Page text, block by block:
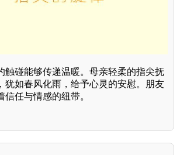
触碰能够传递温暖。母亲轻柔的指尖抚
犹如春风化雨，给予心灵的安慰。朋友
信任与情感的纽带。